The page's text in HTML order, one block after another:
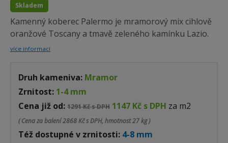
Skladem
Kamenný koberec Palermo je mramorový mix cihlově
oranžové Toscany a tmavě zeleného kamínku Lazio.
více informací
Druh kameniva: Mramor
Zrnitost: 1-4 mm
Cena již od: 1291 Kč s DPH 1147 Kč s DPH za m2
( Cena za balení2868 Kč s DPH, hmotnost 27 kg )
Též dostupné v zrnitosti: 4-8 mm